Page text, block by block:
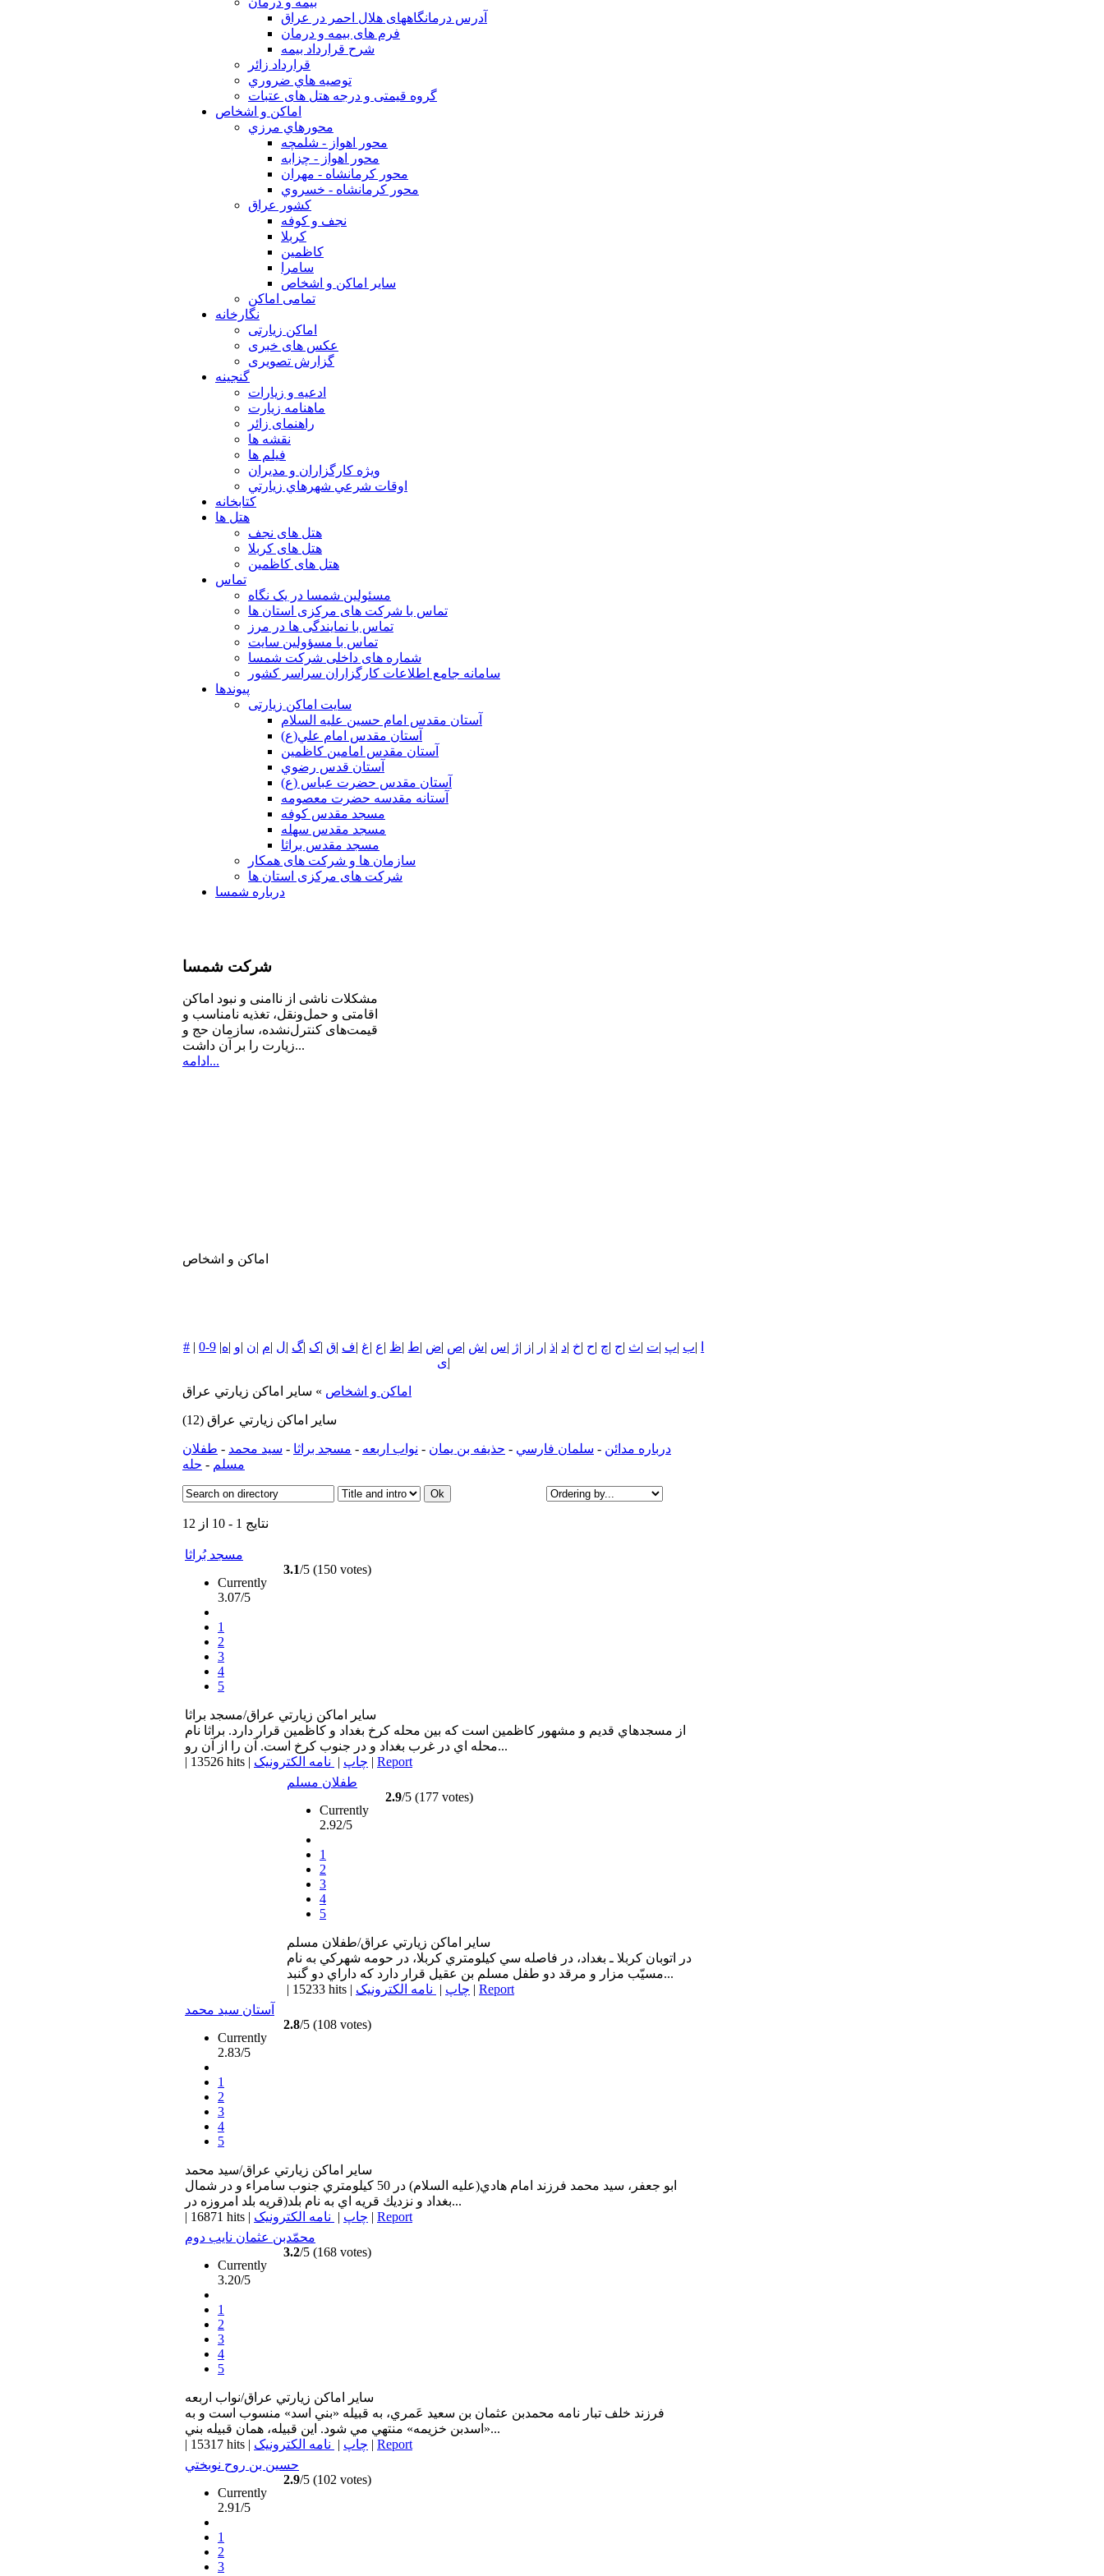
آدرس درمانگاههای هلال احمر در عراق
فرم های بیمه و درمان
شرح قرارداد بیمه
قرارداد زائر
توصيه هاي ضروري
گروه قیمتی و درجه هتل های عتبات
اماکن و اشخاص
محورهاي مرزي
محور اهواز - شلمچه
محور اهواز - چزابه
محور كرمانشاه - مهران
محور كرمانشاه - خسروي
كشور عراق
نجف و كوفه
كربلا
كاظمين
سامرا
ساير اماكن و اشخاص
تمامی اماکن
نگارخانه
اماکن زیارتی
عکس های خبری
گزارش تصویری
گنجینه
ادعیه و زیارات
ماهنامه زیارت
راهنمای زائر
نقشه ها
فیلم ها
ويژه كارگزاران و مديران
اوقات شرعي شهرهاي زيارتي
کتابخانه
هتل ها
هتل های نجف
هتل های کربلا
هتل های کاظمین
تماس
مسئولین شمسا در یک نگاه
تماس با شرکت های مرکزی استان ها
تماس با نمایندگی ها در مرز
تماس با مسؤولین سایت
شماره های داخلی شرکت شمسا
سامانه جامع اطلاعات کارگزاران سراسر کشور
پیوندها
سایت اماکن زیارتی
آستان مقدس امام حسين عليه السلام
آستان مقدس امام علي(ع)
آستان مقدس امامين كاظمين
آستان قدس رضوي
آستان مقدس حضرت عباس (ع)
آستانه مقدسه حضرت معصومه
مسجد مقدس كوفه
مسجد مقدس سهله
مسجد مقدس براثا
سازمان ها و شرکت های همکار
شرکت های مرکزی استان ها
درباره شمسا
شرکت شمسا
مشكلات ناشی از ناامنی و نبود اماكن
اقامتی و حمل‌ونقل، تغذیه‌ نامناسب و
قیمت‌های كنترل‌نشده، سازمان حج و
زیارت را بر آن داشت...
ادامه...
اماکن و اشخاص
# |0-9 | |ب |پ |ت |ث |ج |چ |ح |خ |د |ذ |ر |ز |ژ |س |ش |ص |ض |ط |ظ |ع |غ |ف |ق |ک |گ |ل |م |ن |و |ه
|ی
اماکن و اشخاص » ساير اماكن زيارتي عراق
ساير اماكن زيارتي عراق (12)
درباره مدائن - سلمان فارسي - حذيفه بن يمان - نواب اربعه - مسجد براثا - سيد محمد - طفلان
مسلم - حله
نتایج 1 - 10 از 12
مسجد بُراثا
Currently
3.07/5
1
2
3
4
5
3.1/5 (150 votes)
ساير اماكن زيارتي عراق/مسجد براثا
از مسجدهاي قديم و مشهور كاظمين است كه بين محله كرخ بغداد و كاظمين قرار دارد. براثا نام
محله اي در غرب بغداد و در جنوب كرخ است. آن را از آن رو...
| 13526 hits | چاپ | نامه الکترونیک | Report
طفلان مسلم
Currently
2.92/5
1
2
3
4
5
2.9/5 (177 votes)
ساير اماكن زيارتي عراق/طفلان مسلم
در اتوبان كربلا ـ بغداد، در فاصله سي كيلومتري كربلا، در حومه شهركي به نام
مسيّب مزار و مرقد دو طفل مسلم بن عقيل قرار دارد كه داراي دو گنبد...
| 15233 hits | چاپ | نامه الکترونیک | Report
آستان سيد محمد
Currently
2.83/5
1
2
3
4
5
2.8/5 (108 votes)
ساير اماكن زيارتي عراق/سيد محمد
ابو جعفر، سيد محمد فرزند امام هادي(عليه السلام) در 50 كيلومتري جنوب سامراء و در شمال
بغداد و نزديك قريه اي به نام بلد(قريه بلد امروزه در...
| 16871 hits | چاپ | نامه الکترونیک | Report
محمّدبن عثمان نايب دوم
Currently
3.20/5
1
2
3
4
5
3.2/5 (168 votes)
ساير اماكن زيارتي عراق/نواب اربعه
فرزند خلف تبار نامه محمدبن عثمان بن سعيد عَمري، به قبيله «بني اسد» منسوب است و به
«اسدبن خزيمه» منتهي مي شود. اين قبيله، همان قبيله بني...
| 15317 hits | چاپ | نامه الکترونیک | Report
حسين بن روح نوبختي
Currently
2.91/5
1
2
3
2.9/5 (102 votes)